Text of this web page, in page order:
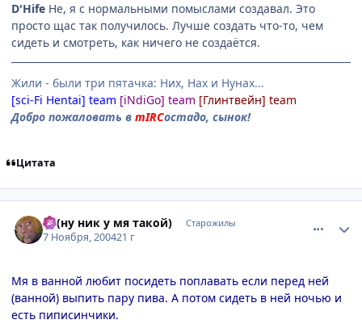
D'Hife Не, я с нормальными помыслами создавал. Это
просто щас так получилось. Лучше создать что-то, чем
сидеть и смотреть, как ничего не создаётся.
Жили - были три пятачка: Них, Нах и Нунах...
[sci-Fi Hentai] team [iNdiGo] team [Глинтвейн] team
Добро пожаловать в mIRCостадо, сынок!
Цитата
Pj (ну ник у мя такой) Старожилы
7 Ноября, 200421 г
Мя в ванной любит посидеть поплавать если перед ней
(ванной) выпить пару пива. А потом сидеть в ней ночью и
есть пиписинчики.